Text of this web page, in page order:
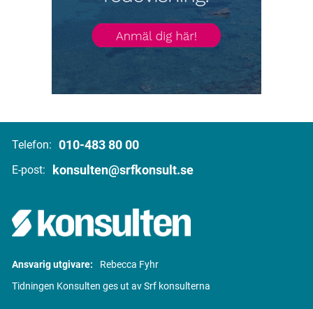
Telefon: 010-483 80 00
E-post: konsulten@srfkonsult.se
Ansvarig utgivare:
Rebecca Fyhr
Tidningen Konsulten ges ut av Srf konsulterna